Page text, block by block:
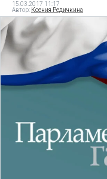
15.03.2017 11:17
Автор: Ксения Редичкина